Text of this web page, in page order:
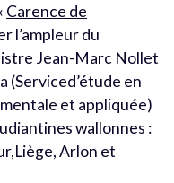
Carence de
l’ampleur du
Jean-Marc Nollet
(Serviced’étude en
et appliquée)
wallonnes :
Arlon et